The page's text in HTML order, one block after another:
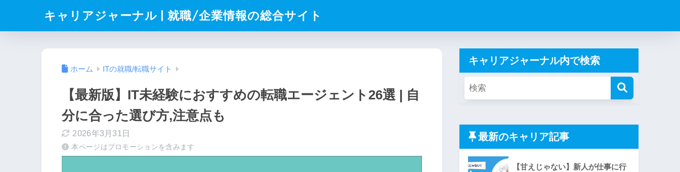
キャリアジャーナル | 就職/企業情報の総合サイト
ホーム ITの就職/転職サイト
【最新版】IT未経験におすすめの転職エージェント26選 | 自
分に合った選び方,注意点も
2026年3月31日
本ページはプロモーションを含みます
キャリアジャーナル内で検索
最新のキャリア記事
【甘えじゃない】新人が仕事に行